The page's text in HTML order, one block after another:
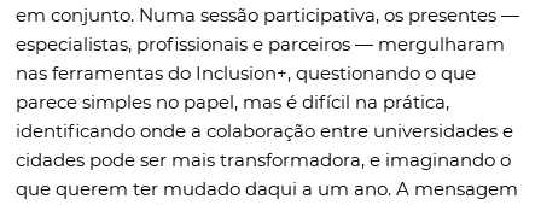
em conjunto. Numa sessão participativa, os presentes —
especialistas, profissionais e parceiros — mergulharam
nas ferramentas do Inclusion+, questionando o que
parece simples no papel, mas é difícil na prática,
identificando onde a colaboração entre universidades e
cidades pode ser mais transformadora, e imaginando o
que querem ter mudado daqui a um ano. A mensagem